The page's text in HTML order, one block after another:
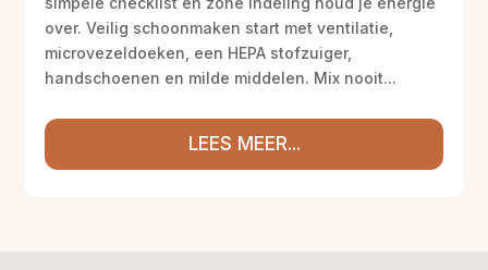
over. Veilig schoonmaken start met ventilatie,
microvezeldoeken, een HEPA stofzuiger,
handschoenen en milde middelen. Mix nooit...
LEES MEER...